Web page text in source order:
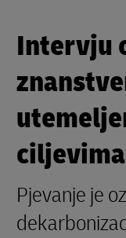
Intervju
ciljevima
Pjevanje je